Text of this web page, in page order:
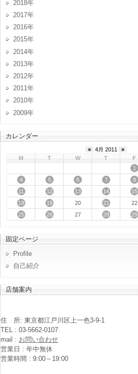
2018
2017
2016
2015
2014
2013
2012
2011
2010
2009
カレンダー
« 4月 2011
»
M
T W T F
1
4
5 6 7 8
11
12 13 14 15
18
19 20 21 22
25
26 27 28 29
固定ページ
Profile
自己紹介
店舗案内
住 所: 東京都江戸川区上一色3-9-1
TEL : 03-5662-0107
mail : お問い合わせ
営業日 : 年中無休
営業時間 : 9:00～19:00